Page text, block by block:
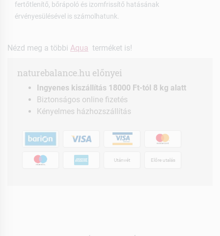
fertőtlenítő, bőrápoló és izomfrissítő hatásának
érvényesülésével is számolhatunk.
Nézd meg a többi Aqua terméket is!
naturebalance.hu előnyei
Ingyenes kiszállítás 18000 Ft-tól 8 kg alatt
Biztonságos online fizetés
Kényelmes házhozszállítás
Utánvét Előre utalás